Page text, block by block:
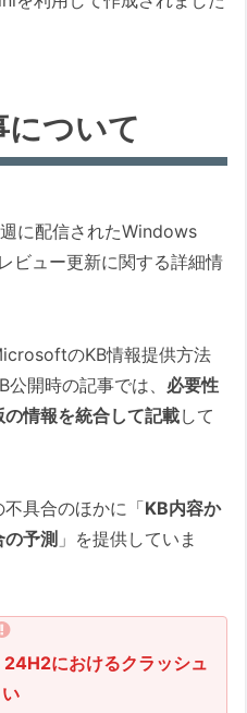
ティ問題の修正プログ
ティ問題の修正プログ
22H2 用 累積更新プ
連 (2025年7月14日リ
前に推奨される処置
回復キーの再確認と複
の保存
タの外部ドライブへ
ップ
について
に配信されたWindows
ビュー更新に関する詳細情
のKB情報提供方法
開時の記事では、 必要性
情報を統合して記載して
不具合のほかに「KB内容か
の予測 」を提供していま
24H2におけるクラッシュ